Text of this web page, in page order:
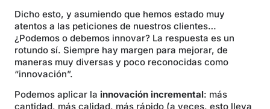
Dicho esto, y asumiendo que hemos estado muy
atentos a las peticiones de nuestros clientes…
¿Podemos o debemos innovar? La respuesta es un
rotundo sí. Siempre hay margen para mejorar, de
maneras muy diversas y poco reconocidas como
“innovación”.
Podemos aplicar la innovación incremental: más
cantidad, más calidad, más rápido (a veces, esto lleva